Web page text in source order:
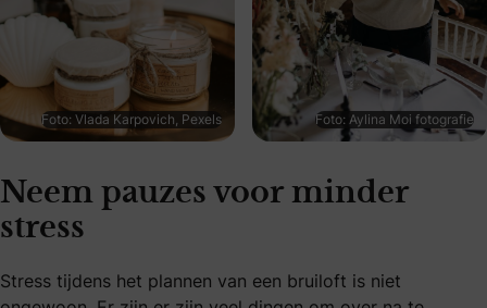
Foto: Vlada Karpovich, Pexels Foto: Aylina Moi fotografie
Neem pauzes voor minder
stress
Stress tijdens het plannen van een bruiloft is niet